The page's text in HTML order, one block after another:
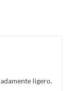
ligero.